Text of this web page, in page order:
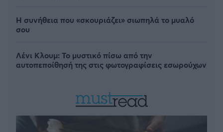
Η συνήθεια που «σκουριάζει» σιωπηλά το μυαλό
σου
Λένι Κλουμ: Το μυστικό πίσω από την
αυτοπεποίθησή της στις φωτογραφίσεις εσωρούχων